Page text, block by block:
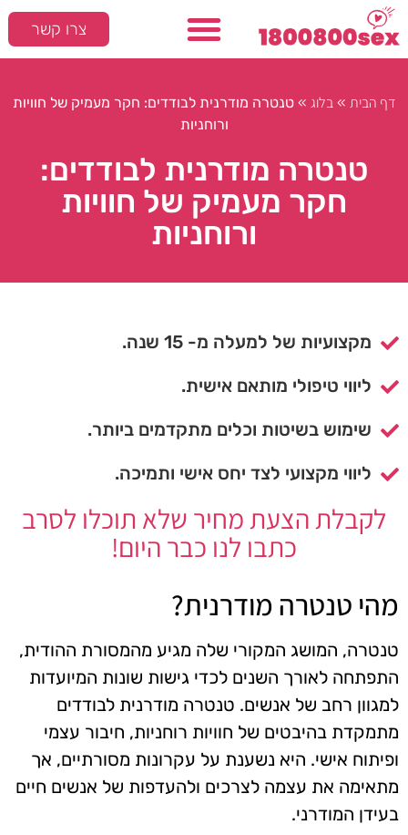
צרו קשר
דף הבית »בלוג »טנטרה מודרנית לבודדים: חקר מעמיק של חוויות
ורוחניות
טנטרה מודרנית לבודדים:
חקר מעמיק של חוויות
ורוחניות
מקצועיות של למעלה מ- 15 שנה.
ליווי טיפולי מותאם אישית.
שימוש בשיטות וכלים מתקדמים ביותר.
ליווי מקצועי לצד יחס אישי ותמיכה.
לקבלת הצעת מחיר שלא תוכלו לסרב
כתבו לנו כבר היום!
מהי טנטרה מודרנית?
טנטרה, המושג המקורי שלה מגיע מהמסורת ההודית,
התפתחה לאורך השנים לכדי גישות שונות המיועדות
למגוון רחב של אנשים. טנטרה מודרנית לבודדים
מתמקדת בהיבטים של חוויות רוחניות, חיבור עצמי
ופיתוח אישי. היא נשענת על עקרונות מסורתיים, אך
מתאימה את עצמה לצרכים ולהעדפות של אנשים חיים
בעידן המודרני.